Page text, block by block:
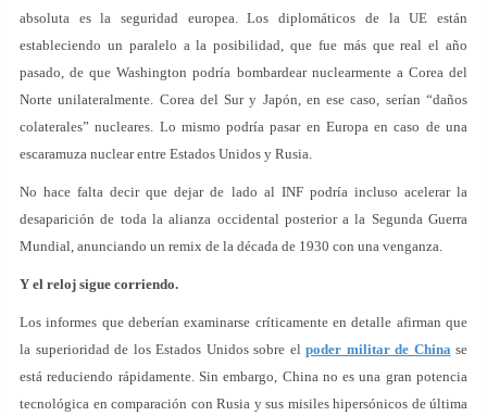
absoluta es la seguridad europea. Los diplomáticos de la UE están
estableciendo un paralelo a la posibilidad, que fue más que real el año
pasado, de que Washington podría bombardear nuclearmente a Corea del
Norte unilateralmente. Corea del Sur y Japón, en ese caso, serían “daños
colaterales” nucleares. Lo mismo podría pasar en Europa en caso de una
escaramuza nuclear entre Estados Unidos y Rusia.
No hace falta decir que dejar de lado al INF podría incluso acelerar la
desaparición de toda la alianza occidental posterior a la Segunda Guerra
Mundial, anunciando un remix de la década de 1930 con una venganza.
Y el reloj sigue corriendo.
Los informes que deberían examinarse críticamente en detalle afirman que
la superioridad de los Estados Unidos sobre el poder militar de Chinase
está reduciendo rápidamente. Sin embargo, China no es una gran potencia
tecnológica en comparación con Rusia y sus misiles hipersónicos de última